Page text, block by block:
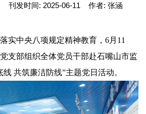
刊发时间: 2025-06-11 作者: 张涵
中央八项规定精神教育，6月11
支部组织全体党员干部赴石嘴山市监
共筑廉洁防线”主题党日活动。